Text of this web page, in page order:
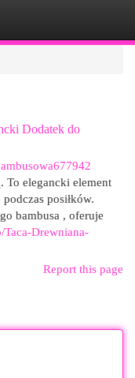
Dodatek do
To elegancki element
posiłków.
bambusa , oferuje
Drewniana-
Report this page